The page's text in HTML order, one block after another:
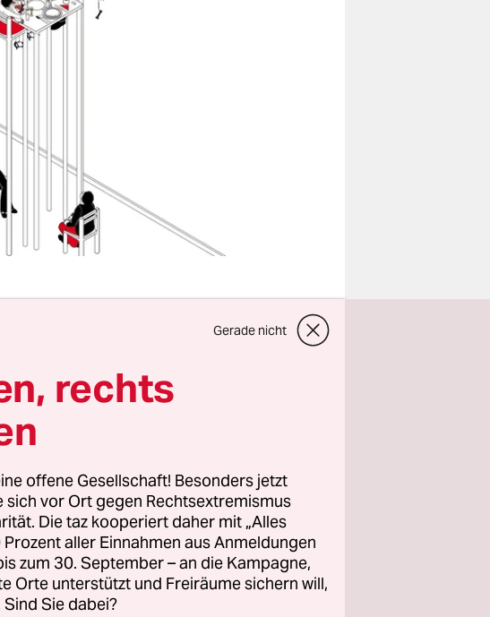
und am
,
wie unsere
Seit
Kardinalproblem
Schließlich sind
unterscheiden sich
Gewicht, ihrem
Gerade nicht
rechts
offene Gesellschaft! Besonders jetzt
sich vor Ort gegen Rechtsextremismus
Die taz kooperiert daher mit „Alles
aller Einnahmen aus Anmeldungen
zum 30. September – an die Kampagne,
Orte unterstützt und Freiräume sichern will,
Sie dabei?